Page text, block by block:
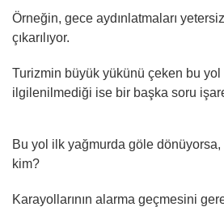
Örneğin, gece aydınlatmaları
çıkarılıyor.
Turizmin büyük yükünü çeken bu yol
ilgilenilmediği ise bir başka soru
Bu yol ilk yağmurda göle
kim?
Karayollarının alarma geçmesini